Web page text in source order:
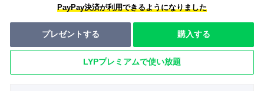
PayPay決済が利用できるようになりました
プレゼントする 購入する
LYPプレミアムで使い放題